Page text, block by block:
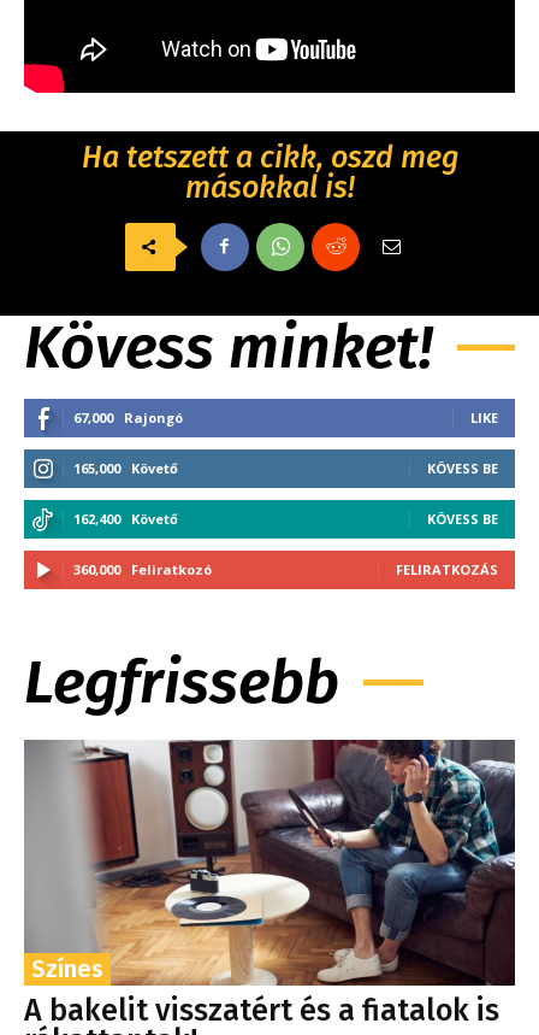
Ha tetszett a cikk, oszd meg
másokkal is!
Kövess minket!
67,000 Rajongó LIKE
165,000 Követő KÖVESS BE
162,400 Követő KÖVESS BE
360,000 Feliratkozó FELIRATKOZÁS
Legfrissebb
Színes
A bakelit visszatért és a fiatalok is